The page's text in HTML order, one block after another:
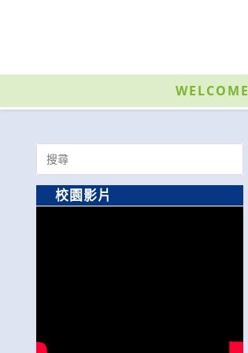
內
WELCOME
Search
for:
校園影片